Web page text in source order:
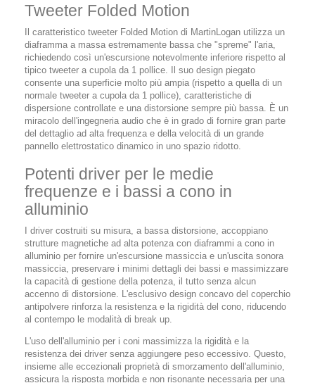
Tweeter Folded Motion
Il caratteristico tweeter Folded Motion di MartinLogan utilizza un
diaframma a massa estremamente bassa che "spreme" l'aria,
richiedendo così un'escursione notevolmente inferiore rispetto al
tipico tweeter a cupola da 1 pollice. Il suo design piegato
consente una superficie molto più ampia (rispetto a quella di un
normale tweeter a cupola da 1 pollice), caratteristiche di
dispersione controllate e una distorsione sempre più bassa. È un
miracolo dell'ingegneria audio che è in grado di fornire gran parte
del dettaglio ad alta frequenza e della velocità di un grande
pannello elettrostatico dinamico in uno spazio ridotto.
Potenti driver per le medie
frequenze e i bassi a cono in
alluminio
I driver costruiti su misura, a bassa distorsione, accoppiano
strutture magnetiche ad alta potenza con diaframmi a cono in
alluminio per fornire un'escursione massiccia e un'uscita sonora
massiccia, preservare i minimi dettagli dei bassi e massimizzare
la capacità di gestione della potenza, il tutto senza alcun
accenno di distorsione. L'esclusivo design concavo del coperchio
antipolvere rinforza la resistenza e la rigidità del cono, riducendo
al contempo le modalità di break up.
L'uso dell'alluminio per i coni massimizza la rigidità e la
resistenza dei driver senza aggiungere peso eccessivo. Questo,
insieme alle eccezionali proprietà di smorzamento dell'alluminio,
assicura la risposta morbida e non risonante necessaria per una